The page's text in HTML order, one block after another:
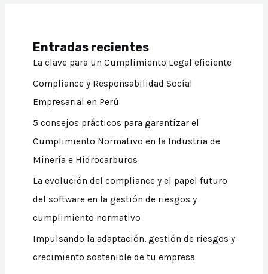
Entradas recientes
La clave para un Cumplimiento Legal eficiente
Compliance y Responsabilidad Social
Empresarial en Perú
5 consejos prácticos para garantizar el
Cumplimiento Normativo en la Industria de
Minería e Hidrocarburos
La evolución del compliance y el papel futuro
del software en la gestión de riesgos y
cumplimiento normativo
Impulsando la adaptación, gestión de riesgos y
crecimiento sostenible de tu empresa